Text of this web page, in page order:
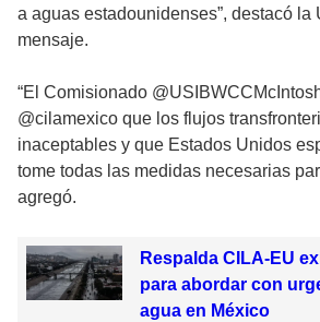
a aguas estadounidenses”, destacó la
mensaje.
“El Comisionado
@cilamexico que los flujos
inaceptables y que Estados Unidos
tome todas las medidas necesarias
agregó.
Respalda CILA-EU
para abordar con
agua en México